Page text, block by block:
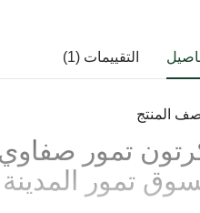
التقييمات (1)
المنتج
تمور